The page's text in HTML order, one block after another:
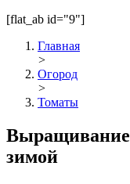
[flat_ab id="9"]
Главная
>
Огород
>
Томаты
Выращивание
зимой